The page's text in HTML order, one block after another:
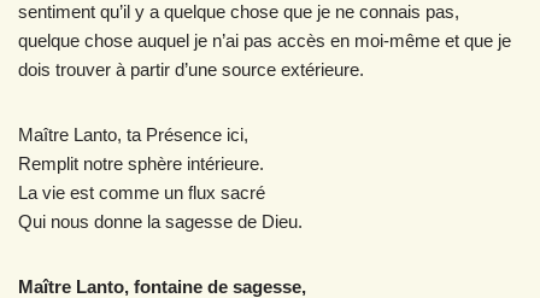
sentiment qu’il y a quelque chose que je ne connais pas,
quelque chose auquel je n’ai pas accès en moi-même et que je
dois trouver à partir d’une source extérieure.
Maître Lanto, ta Présence ici,
Remplit notre sphère intérieure.
La vie est comme un flux sacré
Qui nous donne la sagesse de Dieu.
Maître Lanto, fontaine de sagesse,